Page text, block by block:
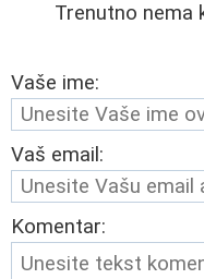
Trenutno nema
Vaše ime:
Vaš email:
Komentar: